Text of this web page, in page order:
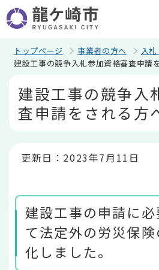
の
ペ
トップページ 事業者の方へ 入
建設工事の競争入札参加資格審査申請
建設工事の競争入
査申請をされる方
更新日：2023年7月11日
建設工事の申請に
て法定外の労災保
化しました。